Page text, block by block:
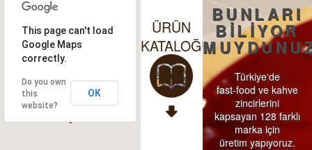
This page can't load
Google Maps
correctly.
Do you own
this
website?
OK
ÜRÜN
KATALOĞU
BUNLARI
BİLİYOR
Türkiye‘de
fast-food ve kahve
zincirlerini
kapsayan 128 farklı
marka için
üretim yapıyoruz.